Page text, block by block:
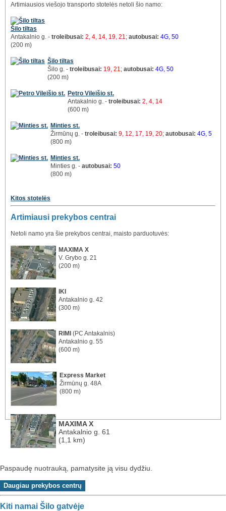
Artimiausios viešojo transporto stotelės netoli šio namo:
Šilo tiltas
Antakalnio g. - troleibusai: 2, 4, 14, 19, 21; autobusai: 4G, 50
(200 m)
Šilo tiltas
Šilo g. - troleibusai: 19, 21; autobusai: 4G, 50
(200 m)
Petro Vileišio st.
Antakalnio g. - troleibusai: 2, 4, 14
(600 m)
Minties st.
Žirmūnų g. - troleibusai: 9, 12, 17, 19, 20; autobusai: 4G, 5
(800 m)
Minties st.
Minties g. - autobusai: 50
(800 m)
Kitos stotelės
Artimiausi prekybos centrai
Netoli namo yra šie prekybos centrai, maisto parduotuvės:
MAXIMA X
V. Grybo g. 21
(200 m)
IKI
Antakalnio g. 42
(300 m)
RIMI (PC Antakalnis)
Antakalnio g. 55
(600 m)
Express Market
Žirmūnų g. 48A
(800 m)
MAXIMA X
Antakalnio g. 61
(1,1 km)
Paspaudę nuotrauką, pamatysite ją visu dydžiu.
Kiti namai Šilo gatvėje